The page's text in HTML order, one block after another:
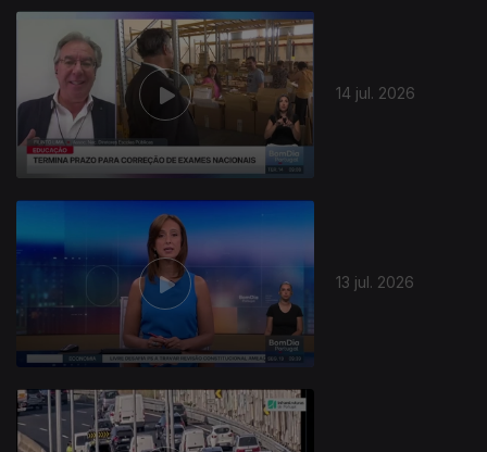
14 jul. 2026
13 jul. 2026